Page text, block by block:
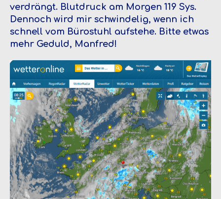
verdrängt. Blutdruck am Morgen 119 Sys.
Dennoch wird mir schwindelig, wenn ich
schnell vom Bürostuhl aufstehe. Bitte etwas
mehr Geduld, Manfred!